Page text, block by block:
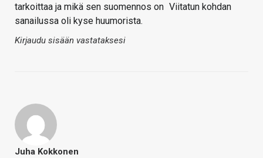
tarkoittaa ja mikä sen suomennos on Viitatun kohdan
sanailussa oli kyse huumorista.
Kirjaudu sisään vastataksesi
Juha Kokkonen